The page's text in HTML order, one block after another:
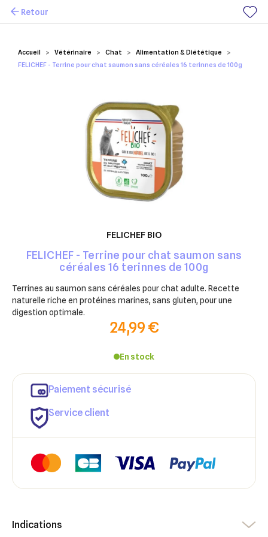
Mes favoris
Accueil Vétérinaire Chat
Alimentation & Diététique
FELICHEF - Terrine pour chat saumon sans céréales 16 terinnes de 100g
Retour
FELICHEF BIO
FELICHEF - Terrine pour chat saumon sans
céréales 16 terinnes de 100g
Terrines au saumon sans céréales pour chat adulte. Recette
naturelle riche en protéines marines, sans gluten, pour une
digestion optimale.
24,99 €
En stock
Paiement sécurisé
Service client
Indications
Créer une liste d'envies ×
Connexion ×